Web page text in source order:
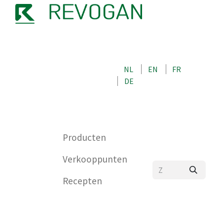
NL EN
FR
DE
Producten
Verkooppunten
Recepten